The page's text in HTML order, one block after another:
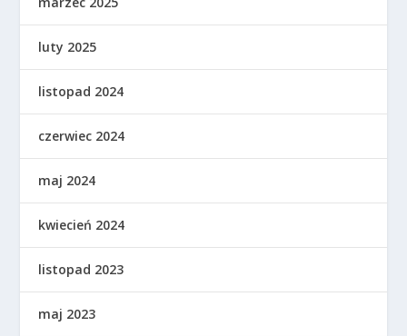
luty 2025
listopad 2024
czerwiec 2024
maj 2024
kwiecień 2024
listopad 2023
maj 2023